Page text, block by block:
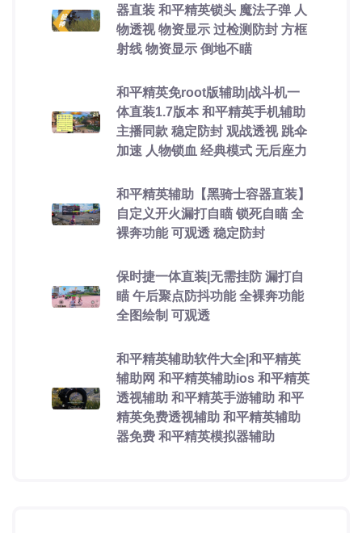
器直装 和平精英锁头 魔法子弹 人
物透视 物资显示 过检测防封 方框
射线 物资显示 倒地不瞄
和平精英免root版辅助|战斗机一
体直装1.7版本 和平精英手机辅助
主播同款 稳定防封 观战透视 跳伞
加速 人物锁血 经典模式 无后座力
和平精英辅助【黑骑士容器直装】
自定义开火漏打自瞄 锁死自瞄 全
裸奔功能 可观透 稳定防封
保时捷一体直装|无需挂防 漏打自
瞄 午后聚点防抖功能 全裸奔功能
全图绘制 可观透
和平精英辅助软件大全|和平精英
辅助网 和平精英辅助ios 和平精英
透视辅助 和平精英手游辅助 和平
精英免费透视辅助 和平精英辅助
器免费 和平精英模拟器辅助